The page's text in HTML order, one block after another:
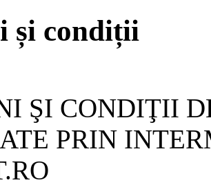
și condiții
ŞI CONDIŢII
PRIN